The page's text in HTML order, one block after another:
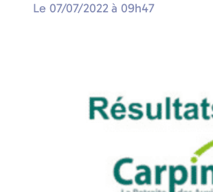
Le 07/07/2022à 09h47